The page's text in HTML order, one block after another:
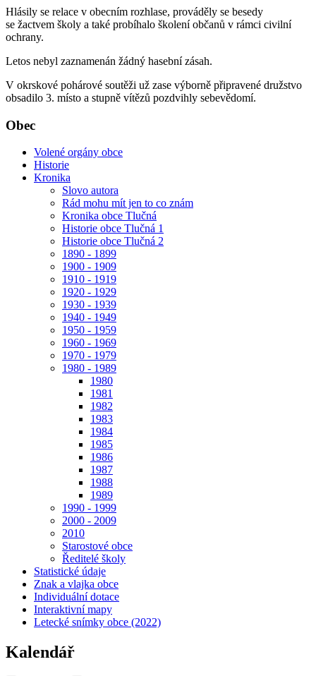
Hlásily se relace v obecním rozhlase, prováděly se besedy
se žactvem školy a také probíhalo školení občanů v rámci civilní
ochrany.
Letos nebyl zaznamenán žádný hasební zásah.
V okrskové pohárové soutěži už zase výborně připravené družstvo
obsadilo 3. místo a stupně vítězů pozdvihly sebevědomí.
Obec
Volené orgány obce
Historie
Kronika
Slovo autora
Rád mohu mít jen to co znám
Kronika obce Tlučná
Historie obce Tlučná 1
Historie obce Tlučná 2
1890 - 1899
1900 - 1909
1910 - 1919
1920 - 1929
1930 - 1939
1940 - 1949
1950 - 1959
1960 - 1969
1970 - 1979
1980 - 1989
1980
1981
1982
1983
1984
1985
1986
1987
1988
1989
1990 - 1999
2000 - 2009
2010
Starostové obce
Ředitelé školy
Statistické údaje
Znak a vlajka obce
Individuální dotace
Interaktivní mapy
Letecké snímky obce (2022)
Kalendář